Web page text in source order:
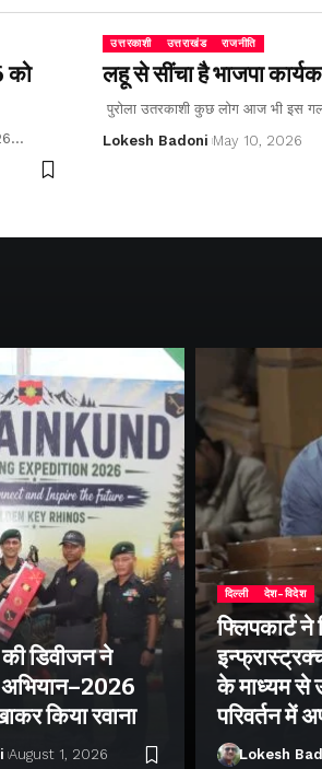
को
उत्तरकाशी उत्तराखंड राजनीति
लहू से सींचा है भाजपा
पुरोला उतरकाशी कुछ लोग आज भी इस
Lokesh Badoni May 10, 2026
डिवीजन ने
किया रवाना
August 1, 2026
दिल्ली देश-विदेश
फ्लिपकार्ट
के माध्यम से
परिवर्तन में
Lokesh